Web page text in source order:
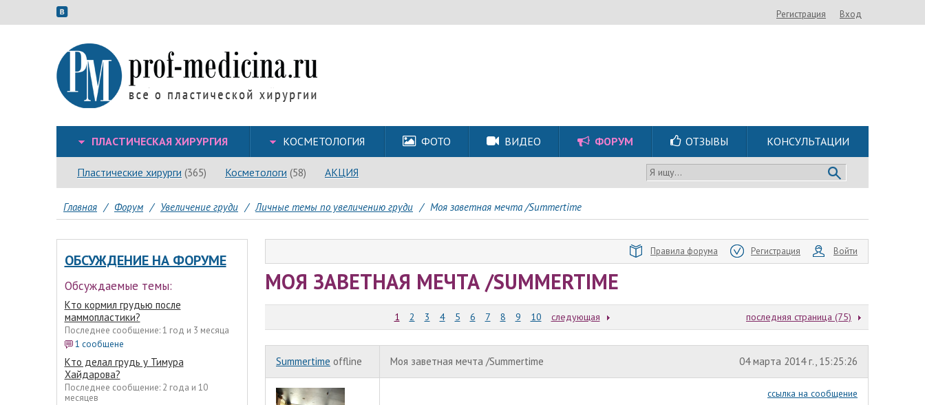
Регистрация Вход
ПЛАСТИЧЕСКАЯ ХИРУРГИЯ КОСМЕТОЛОГИЯ ФОТО ВИДЕО ФОРУМ ОТЗЫВЫ КОНСУЛЬТАЦИИ
Пластические хирурги (365) Косметологи (58) АКЦИЯ Я ищу...
Главная / Форум / Увеличение груди / Личные темы по увеличению груди / Моя заветная мечта /Summertime
ОБСУЖДЕНИЕ НА ФОРУМЕ
Обсуждаемые темы:
Кто кормил грудью после
маммопластики?
Последнее сообщение: 1 год и 3 месяца
1 сообщене
Кто делал грудь у Тимура
Хайдарова?
Последнее сообщение: 2 года и 10
месяцев
Правила форума Регистрация Войти
МОЯ ЗАВЕТНАЯ МЕЧТА /SUMMERTIME
1 2 3 4 5 6 7 8 9 10 следующая последняя страница (75)
Summertime offline Моя заветная мечта /Summertime 04 марта 2014 г., 15:25:26
ссылка на сообщение